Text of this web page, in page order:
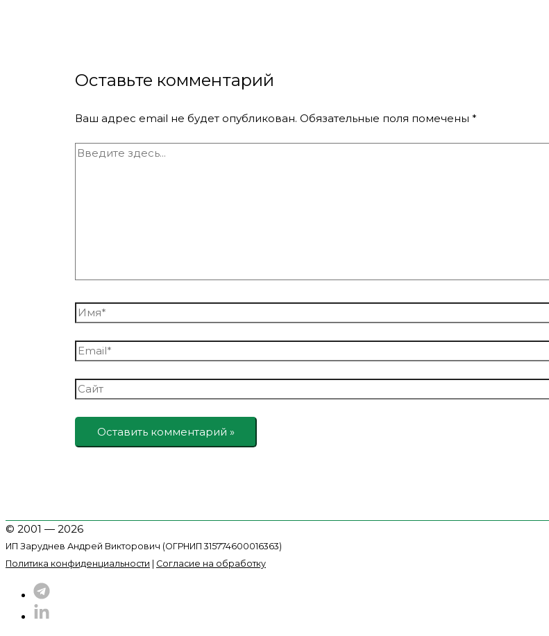
Оставьте комментарий
Ваш адрес email не будет опубликован. Обязательные поля помечены*
Введите
Имя*
Email*
Сайт
© 2001 — 2026
ИП Заруднев Андрей Викторович (ОГРНИП 315774600016363)
Политика конфиденциальности
Согласие на обработку